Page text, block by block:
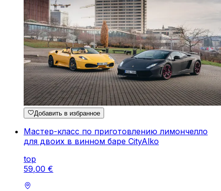
Добавить в избранное
Мастер-класс по приготовлению лимончелло
для двоих в винном баре CityAlko
top
59,00 €